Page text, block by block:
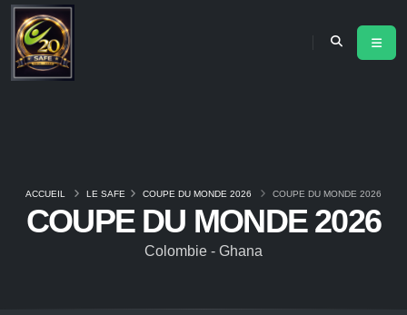
COUPE DU MONDE 2026
Colombie - Ghana
ACCUEIL LE SAFE COUPE DU MONDE 2026 COUPE DU MONDE 2026